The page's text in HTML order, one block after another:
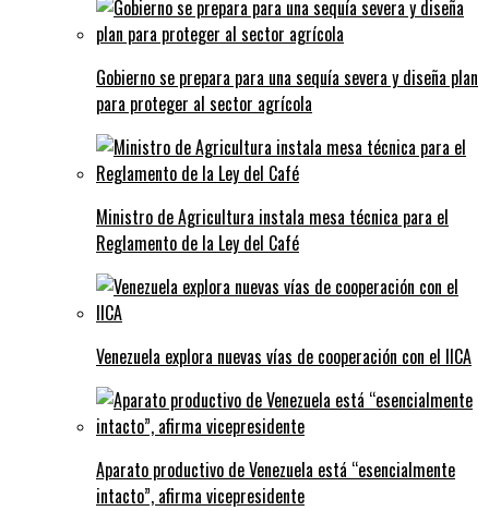
Gobierno se prepara para una sequía severa y diseña plan
para proteger al sector agrícola
Ministro de Agricultura instala mesa técnica para el
Reglamento de la Ley del Café
Venezuela explora nuevas vías de cooperación con el IICA
Aparato productivo de Venezuela está “esencialmente
intacto”, afirma vicepresidente